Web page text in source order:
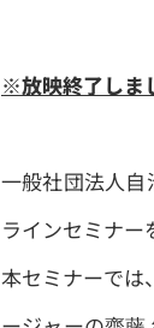
※放映終了しま
一般社団法人自
ラインセミナー
本セミナーでは